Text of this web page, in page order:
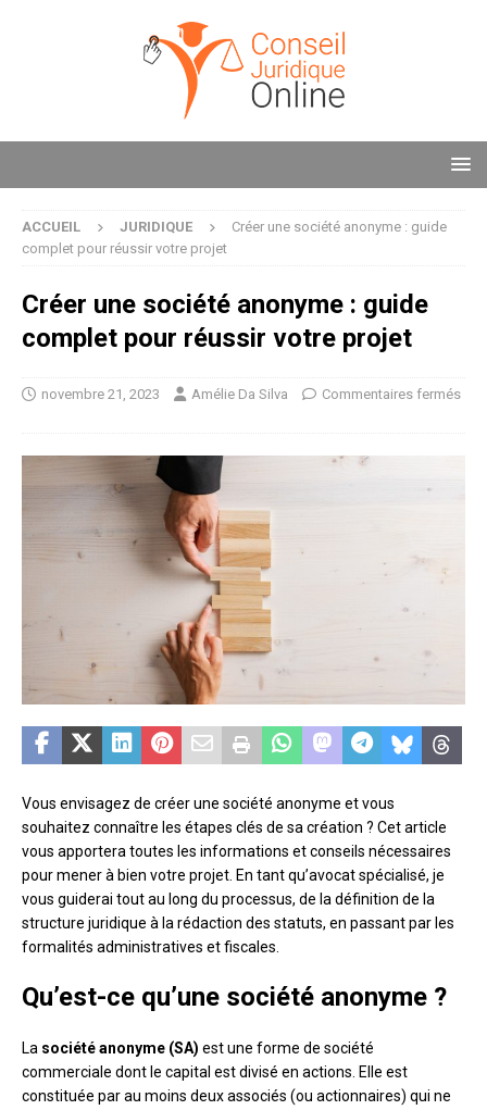
ACCUEIL JURIDIQUE
Créer une société anonyme : guide
complet pour réussir votre projet
Créer une société anonyme : guide
complet pour réussir votre projet
novembre 21, 2023 Amélie Da Silva Commentaires fermés
Vous envisagez de créer une société anonyme et vous
souhaitez connaître les étapes clés de sa création ? Cet article
vous apportera toutes les informations et conseils nécessaires
pour mener à bien votre projet. En tant qu’avocat spécialisé, je
vous guiderai tout au long du processus, de la définition de la
structure juridique à la rédaction des statuts, en passant par les
formalités administratives et fiscales.
Qu’est-ce qu’une société anonyme ?
La société anonyme (SA) est une forme de société
commerciale dont le capital est divisé en actions. Elle est
constituée par au moins deux associés (ou actionnaires) qui ne